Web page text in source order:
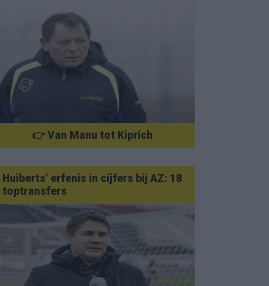
👉 Van Manu tot Kiprich
Huiberts’ erfenis in cijfers bij AZ: 18
toptransfers